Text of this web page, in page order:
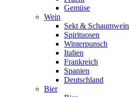
Gemüse
Wein
Sekt & Schaumwein
Spirituosen
Winterpunsch
Italien
Frankreich
Spanien
Deutschland
Bier